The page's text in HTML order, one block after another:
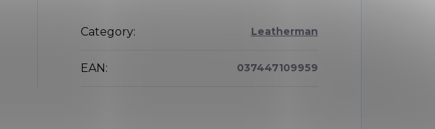
Category: Leatherman
EAN: 037447109959